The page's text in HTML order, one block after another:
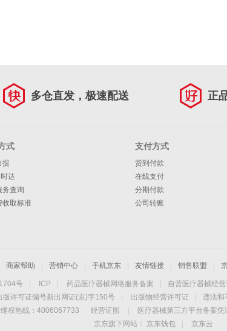
多仓直发，极速配送 正
式
提
达
务查询
收取标准
支付方式
货到付款
在线支付
分期付款
公司转账
商家帮助 营销中心 手机京东 友情链接 销售联盟
号 ICP 药品医疗器械网络服务备案 自营医疗器械经营
版许可证编号新出网证(京)字150号
出版物经营许可证
违法和
权热线：4006067733 经营证照 医疗器械第三方平台备案
京东旗下网站：
京东钱包
京东云